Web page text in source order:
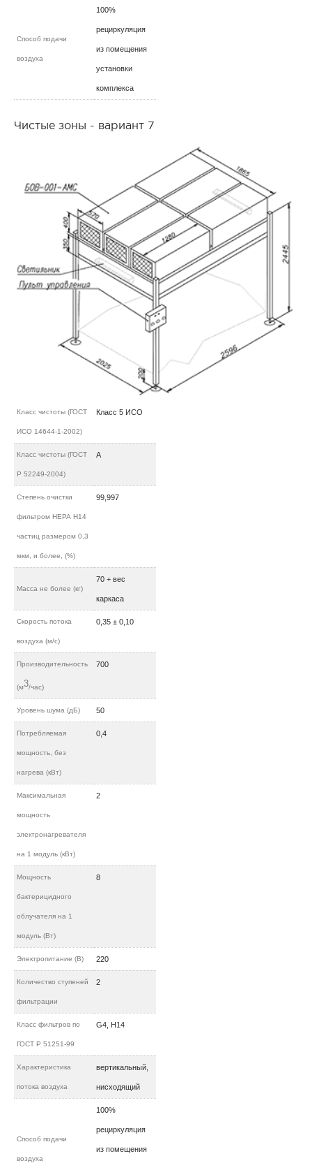
Способ подачи
воздуха
100%
рециркуляция
из помещения
установки
комплекса
Чистые зоны - вариант 7
Класс чистоты (ГОСТ
ИСО 14644-1-2002)
Класс 5 ИСО
Класс чистоты (ГОСТ
Р 52249-2004)
А
Степень очистки
фильтром НЕРА H14
частиц размером 0,3
мкм, и более, (%)
99,997
Масса не более (кг)
70 + вес
каркаса
Скорость потока
воздуха (м/c)
0,35 ± 0,10
Производительность
(м3/час)
700
Уровень шума (дБ) 50
Потребляемая
мощность, без
нагрева (кВт)
0,4
Максимальная
мощность
электронагревателя
на 1 модуль (кВт)
2
Мощность
бактерицидного
облучателя на 1
модуль (Вт)
8
Электропитание (В) 220
Количество ступеней
фильтрации
2
Класс фильтров по
ГОСТ Р 51251-99
G4, H14
Характеристика
потока воздуха
вертикальный,
нисходящий
Способ подачи
воздуха
100%
рециркуляция
из помещения